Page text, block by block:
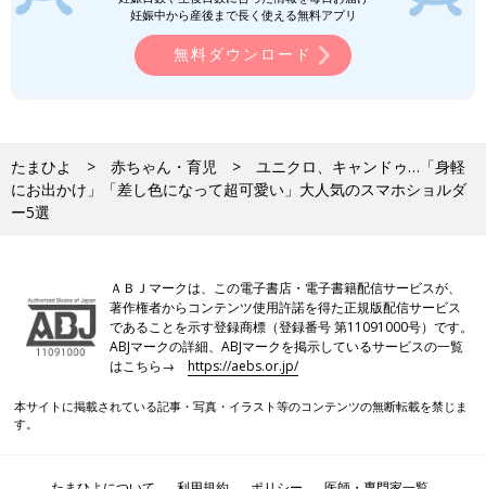
妊娠中から産後まで長く使える無料アプリ
無料ダウンロード
たまひよ 赤ちゃん・育児
ユニクロ、キャンドゥ…「身軽
にお出かけ」「差し色になって超可愛い」大人気のスマホショルダ
ー5選
ＡＢＪマークは、この電子書店・電子書籍配信サービスが、
著作権者からコンテンツ使用許諾を得た正規版配信サービス
であることを示す登録商標（登録番号 第11091000号）です。
ABJマークの詳細、ABJマークを掲示しているサービスの一覧
はこちら→https://aebs.or.jp/
本サイトに掲載されている記事・写真・イラスト等のコンテンツの無断転載を禁じま
す。